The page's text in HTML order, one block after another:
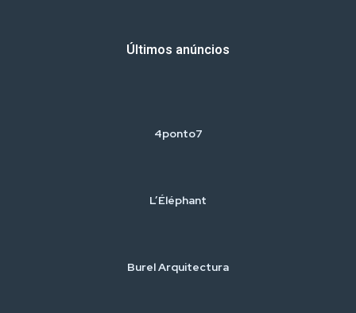
Últimos anúncios
4ponto7
L’Éléphant
Burel Arquitectura